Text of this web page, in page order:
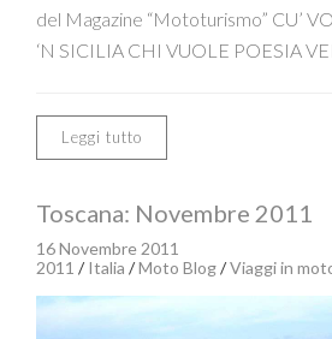
del Magazine “Mototurismo” CU’
‘N SICILIA CHI VUOLE POESIA
Leggi tutto
Toscana: Novembre 2011
16 Novembre 2011
2011 /Italia /Moto Blog/Viaggi in